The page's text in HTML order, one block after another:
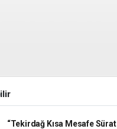
“Tekirdağ Kısa Mesafe Sürat